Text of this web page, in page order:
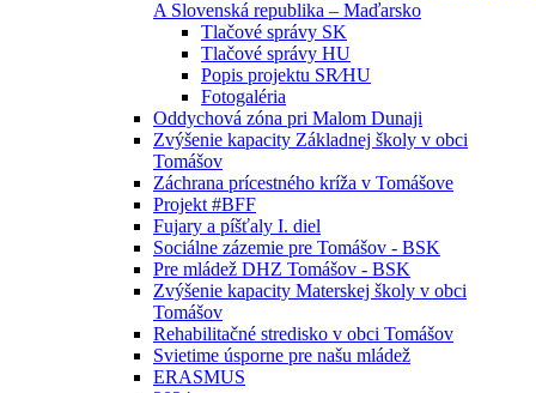
A Slovenská republika – Maďarsko
Tlačové správy SK
Tlačové správy HU
Popis projektu SR⁄HU
Fotogaléria
Oddychová zóna pri Malom Dunaji
Zvýšenie kapacity Základnej školy v obci
Tomášov
Záchrana prícestného kríža v Tomášove
Projekt #BFF
Fujary a píšťaly I. diel
Sociálne zázemie pre Tomášov - BSK
Pre mládež DHZ Tomášov - BSK
Zvýšenie kapacity Materskej školy v obci
Tomášov
Rehabilitačné stredisko v obci Tomášov
Svietime úsporne pre našu mládež
ERASMUS